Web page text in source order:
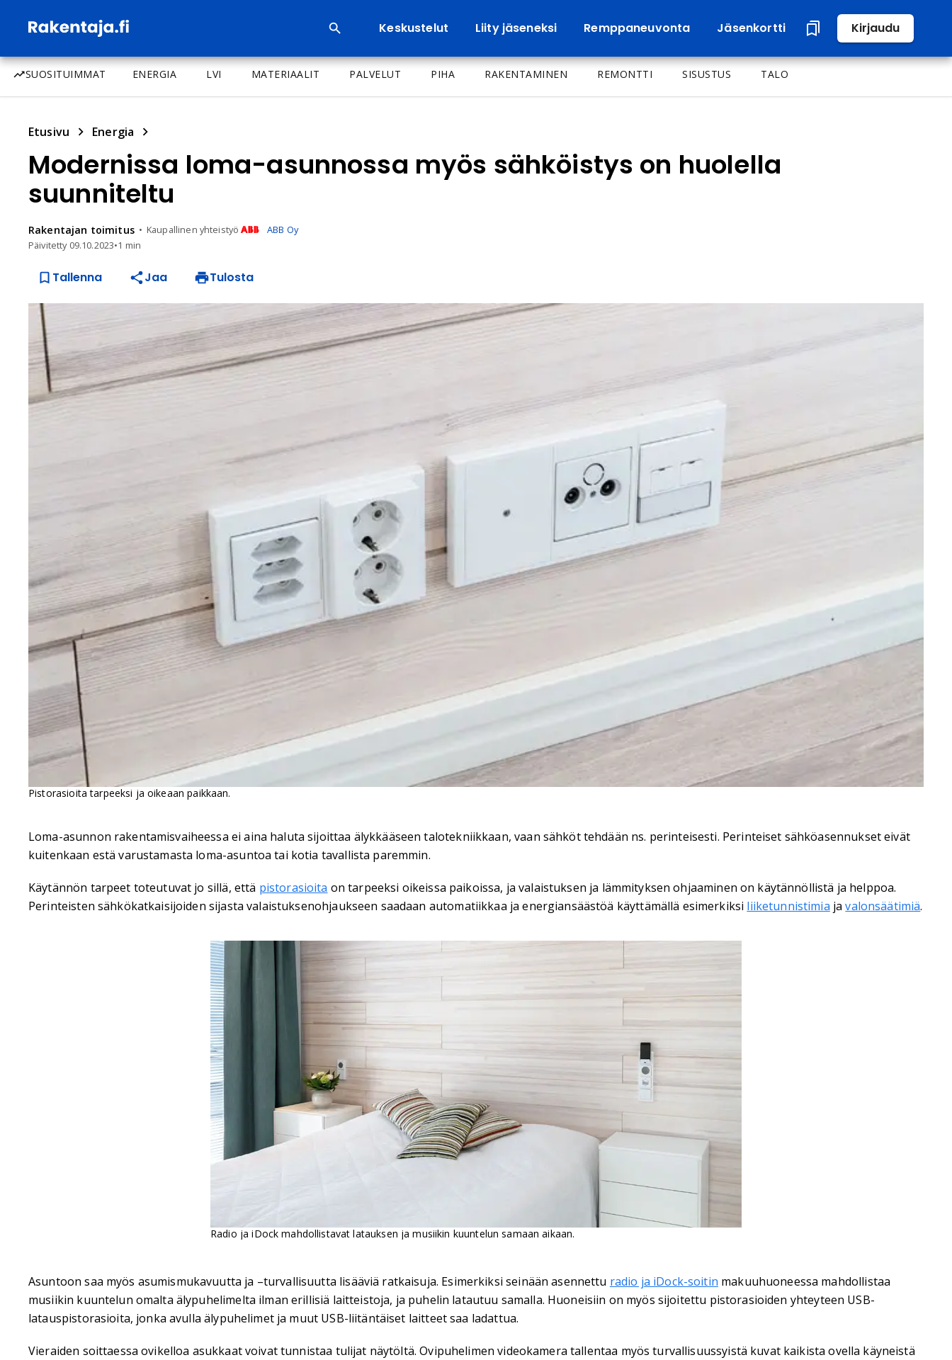
Keskustelut Liity jäseneksi Remppaneuvonta Jäsenkortti Kirjaudu
SUOSITUIMMAT ENERGIA LVI MATERIAALIT PALVELUT PIHA RAKENTAMINEN REMONTTI SISUSTUS TALO
Etusivu Energia
Modernissa loma-asunnossa myös sähköistys on huolella
suunniteltu
Rakentajan toimitus Kaupallinen yhteistyö
ABB Oy
Päivitetty 09.10.2023•1 min
Tallenna Jaa Tulosta
Pistorasioita tarpeeksi ja oikeaan paikkaan.
Loma-asunnon rakentamisvaiheessa ei aina haluta sijoittaa älykkääseen talotekniikkaan, vaan sähköt tehdään ns. perinteisesti. Perinteiset sähköasennukset eivät
kuitenkaan estä varustamasta loma-asuntoa tai kotia tavallista paremmin.
Käytännön tarpeet toteutuvat jo sillä, että pistorasioita on tarpeeksi oikeissa paikoissa, ja valaistuksen ja lämmityksen ohjaaminen on käytännöllistä ja helppoa.
Perinteisten sähkökatkaisijoiden sijasta valaistuksenohjaukseen saadaan automatiikkaa ja energiansäästöä käyttämällä esimerkiksi liiketunnistimia javalonsäätimiä.
Radio ja iDock mahdollistavat latauksen ja musiikin kuuntelun samaan aikaan.
Asuntoon saa myös asumismukavuutta ja –turvallisuutta lisääviä ratkaisuja. Esimerkiksi seinään asennettu radio ja iDock-soitin makuuhuoneessa mahdollistaa
musiikin kuuntelun omalta älypuhelimelta ilman erillisiä laitteistoja, ja puhelin latautuu samalla. Huoneisiin on myös sijoitettu pistorasioiden yhteyteen USB-
latauspistorasioita, jonka avulla älypuhelimet ja muut USB-liitäntäiset laitteet saa ladattua.
Vieraiden soittaessa ovikelloa asukkaat voivat tunnistaa tulijat näytöltä. Ovipuhelimen videokamera tallentaa myös turvallisuussyistä kuvat kaikista ovella käyneistä